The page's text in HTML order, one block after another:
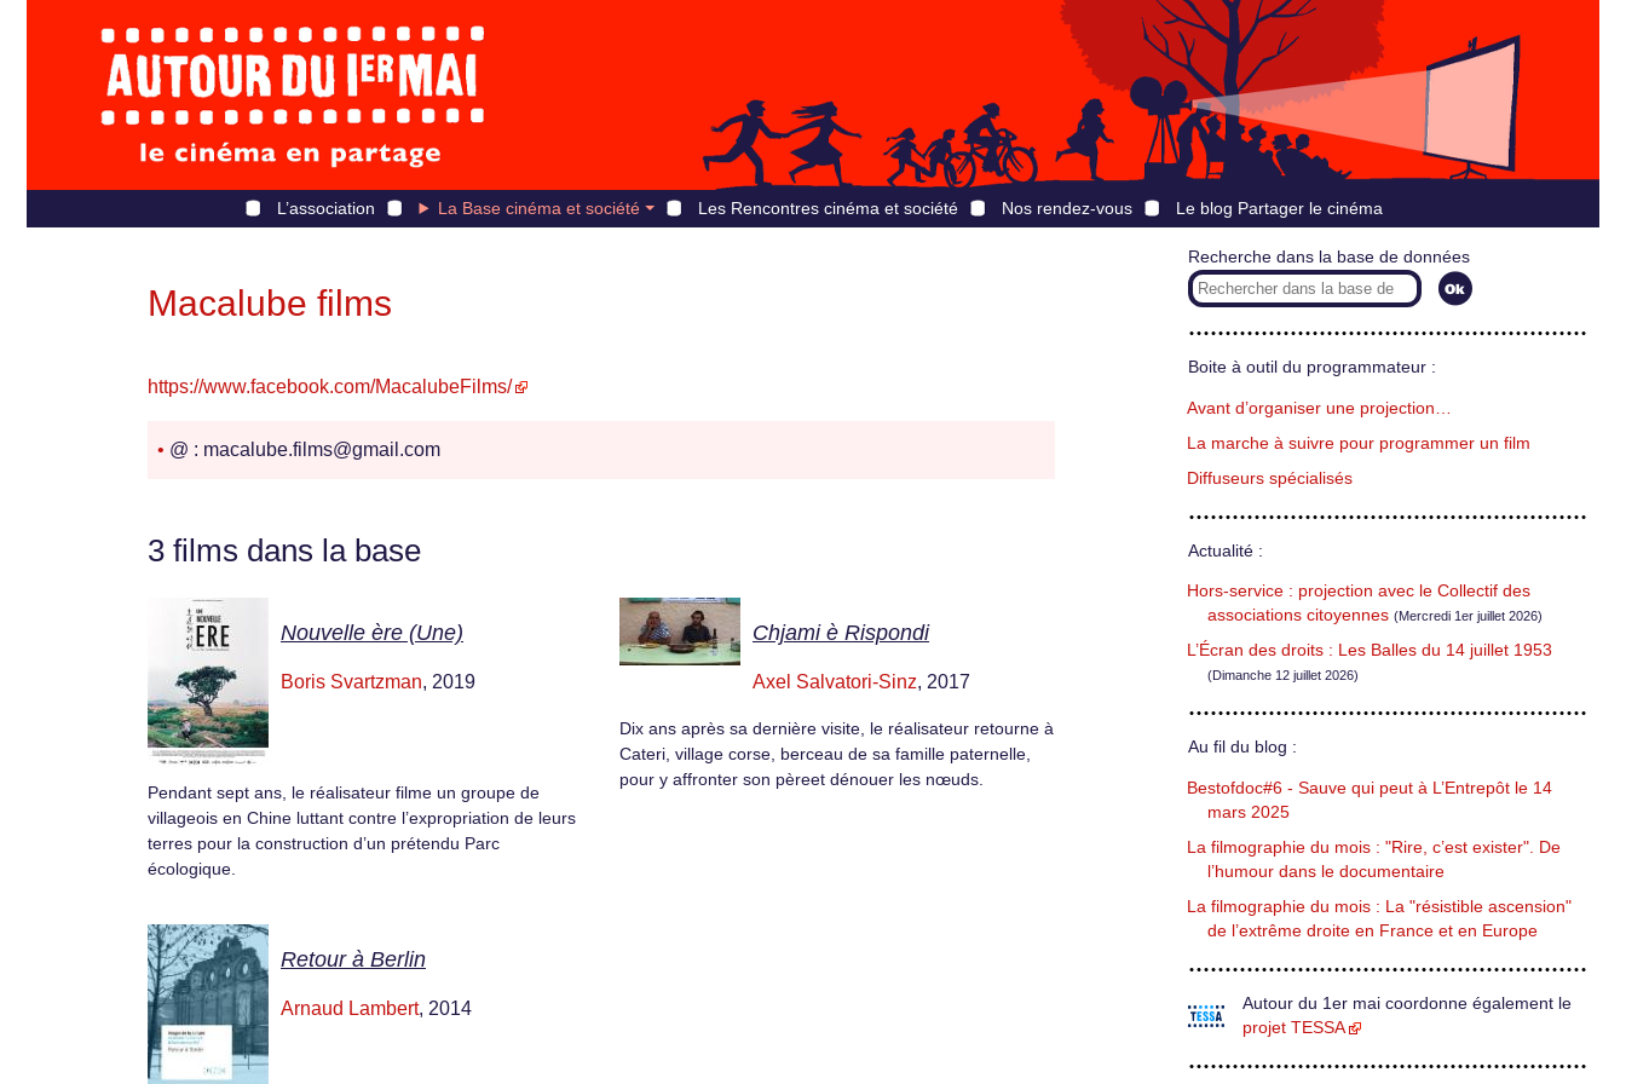
L’association La Base cinéma et société Les Rencontres cinéma et société Nos rendez-vous Le blog Partager le cinéma
Macalube films
https://www.facebook.com/MacalubeFilms/
• @ : macalube.films@gmail.com
3 films dans la base
Nouvelle ère (Une)
Boris Svartzman, 2019
Pendant sept ans, le réalisateur filme un groupe de
villageois en Chine luttant contre l’expropriation de leurs
terres pour la construction d’un prétendu Parc
écologique.
Chjami è Rispondi
Axel Salvatori-Sinz, 2017
Dix ans après sa dernière visite, le réalisateur retourne à
Cateri, village corse, berceau de sa famille paternelle,
pour y affronter son pèreet dénouer les nœuds.
Retour à Berlin
Arnaud Lambert, 2014
Recherche dans la base de données
Boite à outil du programmateur :
Avant d’organiser une projection…
La marche à suivre pour programmer un film
Diffuseurs spécialisés
Actualité :
Hors-service : projection avec le Collectif des
associations citoyennes (Mercredi 1er juillet 2026)
L’Écran des droits : Les Balles du 14 juillet 1953
(Dimanche 12 juillet 2026)
Au fil du blog :
Bestofdoc#6 - Sauve qui peut à L’Entrepôt le 14
mars 2025
La filmographie du mois : "Rire, c’est exister". De
l’humour dans le documentaire
La filmographie du mois : La "résistible ascension"
de l’extrême droite en France et en Europe
Autour du 1er mai coordonne également le
projet TESSA